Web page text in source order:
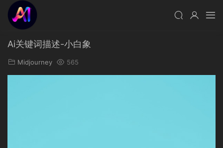
Ai关键词描述-小白象
Midjourney 565